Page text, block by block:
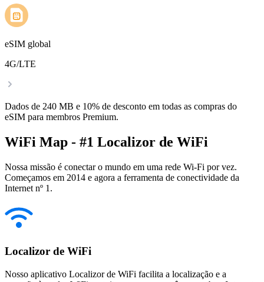
eSIM global
4G/LTE
Dados de 240 MB e 10% de desconto em todas as compras do
eSIM para membros Premium.
WiFi Map - #1 Localizor de WiFi
Nossa missão é conectar o mundo em uma rede Wi-Fi por vez.
Começamos em 2014 e agora a ferramenta de conectividade da
Internet nº 1.
Localizor de WiFi
Nosso aplicativo Localizor de WiFi facilita a localização e a